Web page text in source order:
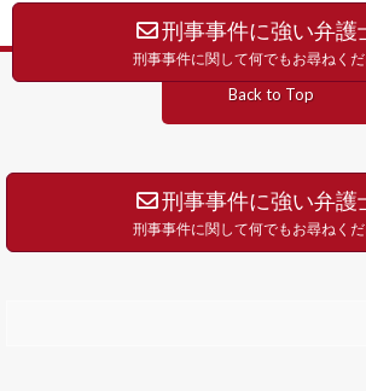
刑事事件に強い弁護
刑事事件に関して何でもお尋ねくだ
Back to Top
刑事事件に強い弁護
刑事事件に関して何でもお尋ねくだ